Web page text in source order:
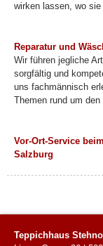
wirken lassen, wo
Reparatur und
Wir führen jegliche
sorgfältig und
uns fachmännisch
Themen rund um
Vor-Ort-Service
Salzburg
Teppichhaus